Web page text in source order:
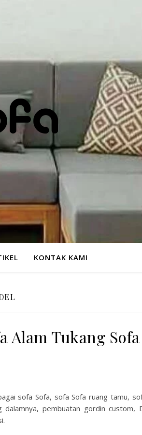
KONTAK KAMI
Alam Tukang
sofa Sofa, sofa Sofa ruang tamu,
pembuatan gordin custom,